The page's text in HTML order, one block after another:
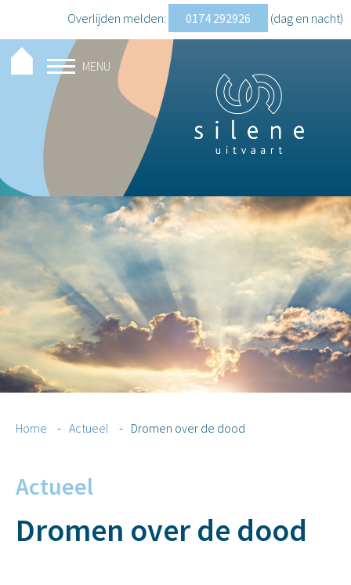
Overlijden melden: 0174 292926 (dag en nacht)
MENU
Home - Actueel - Dromen over de dood
Actueel
Dromen over de dood